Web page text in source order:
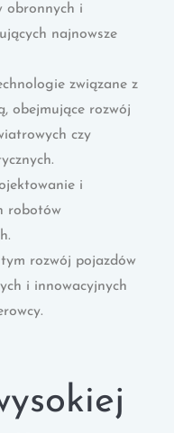
obronnych i
najnowsze
związane z
obejmujące rozwój
czy
i
robotów
tym rozwój pojazdów
i innowacyjnych